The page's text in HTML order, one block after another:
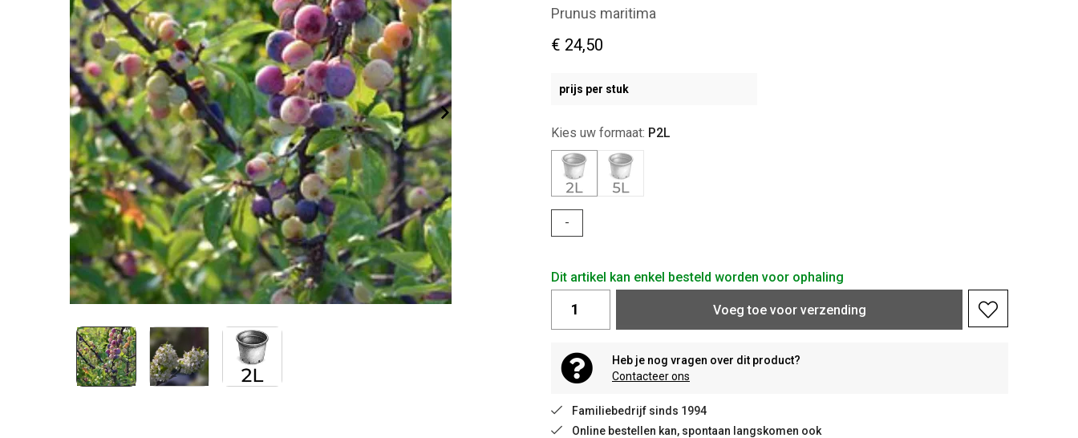
Prunus maritima
€ 24,50
prijs per stuk
Kies uw formaat: P2L
-
Dit artikel kan enkel besteld worden voor ophaling
Voeg toe voor verzending
Heb je nog vragen over dit product?
Contacteer ons
Familiebedrijf sinds 1994
Online bestellen kan, spontaan langskomen ook